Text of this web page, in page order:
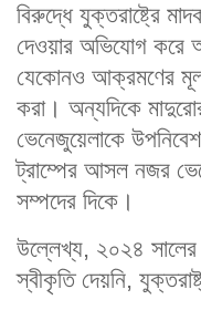
বিরুদ্ধে যুক্তরাষ্ট্রে
দেওয়ার অভিযোগ করে
যেকোনও আক্রমণের মূল
করা। অন্যদিকে
ভেনেজুয়েলাকে
ট্রাম্পের আসল নজর
সম্পদের দিকে।
উল্লেখ্য, ২০২৪ সালের
স্বীকৃতি দেয়নি,